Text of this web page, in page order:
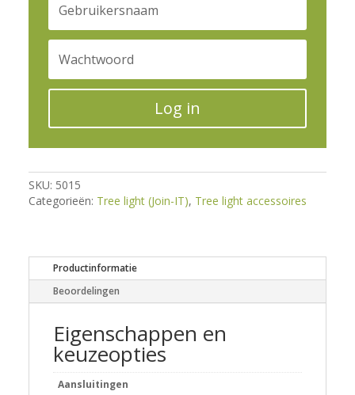
Log in
SKU: 5015
Categorieën: Tree light (Join-IT), Tree light accessoires
Productinformatie
Beoordelingen
Eigenschappen en
keuzeopties
Aansluitingen